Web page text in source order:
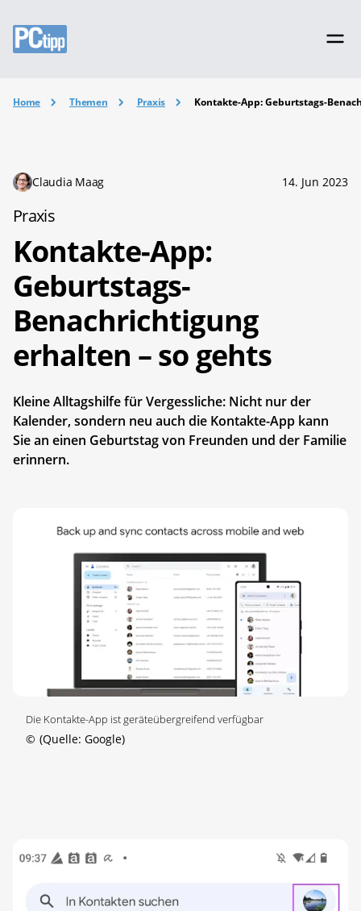
Home Themen Praxis Kontakte-App: Geburtstags-
Claudia Maag 14. Jun 2023
Praxis
Kontakte-App:
Geburtstags-
Benachrichtigung
erhalten – so gehts
Kleine Alltagshilfe für Vergessliche: Nicht nur der
Kalender, sondern neu auch die Kontakte-App kann
Sie an einen Geburtstag von Freunden und der Familie
erinnern.
Die Kontakte-App ist geräteübergreifend verfügbar
© (Quelle: Google)